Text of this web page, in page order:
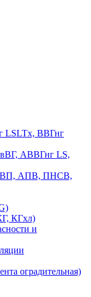
LSLTx, ВВГнг
АВВГнг LS,
АПВ, ПНСВ,
КГхл)
и
оградительная)